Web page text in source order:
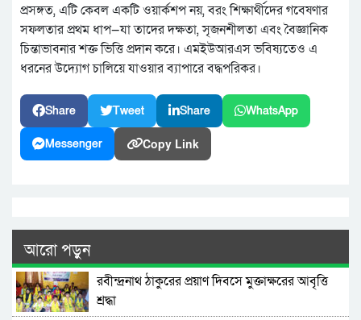
প্রসঙ্গত, এটি কেবল একটি ওয়ার্কশপ নয়, বরং শিক্ষার্থীদের গবেষণার
সফলতার প্রথম ধাপ—যা তাদের দক্ষতা, সৃজনশীলতা এবং বৈজ্ঞানিক
চিন্তাভাবনার শক্ত ভিত্তি প্রদান করে। এমইউআরএস ভবিষ্যতেও এ
ধরনের উদ্যোগ চালিয়ে যাওয়ার ব্যাপারে বদ্ধপরিকর।
Share Tweet Share WhatsApp
Messenger Copy Link
আরো পড়ুন
রবীন্দ্রনাথ ঠাকুরের প্রয়াণ দিবসে মুক্তাক্ষরের আবৃত্তি
শ্রদ্ধা